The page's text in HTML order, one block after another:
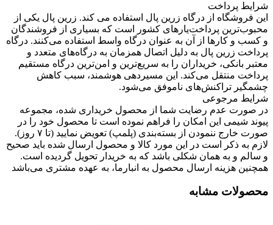
شرایط پرداخت
این فروشگاه از درگاه زرین پال استفاده می کند. زرین پال یکی از
محبوب‌ترین پرداخت‌یارهای کشور است که بسیاری از فروشندگان
و کسب و کارها از آن به عنوان درگاه واسط استفاده می‌کنند. درگاه
پرداخت زرین پال به دلیل اتصال همزمان به درگاه‌های متعدد و
معتبر بانکی، خریداران را به سریع‌ترین و امن‌ترین درگاه مستقیم
پرداخت منتقل می‌کند. این مسیردهی هوشمند، سبب کاهش
چشمگیر تراکنش‌های ناموفق می‌شود.
شرایط مرجوعی
در صورت عدم رضایت شما از محصول خریداری شده، مجموعه
پیوند شیمی این امکان را فراهم نموده است تا محصول خود را در
صورت خارج ننمودن از بسته‌بندی (پلمپ) تعویض نمایید (تا ۷ روز).
لازم به ذکر است در این مورد کالا و محصول ارسال شده باید صحیح
و سالم و به همان شکلی باشد که به خریدار تحویل گردیده است.
همچنین هزینه ارسال محصول به انبارما، به عهده مشتری می‌باشد
محصولات مشابه